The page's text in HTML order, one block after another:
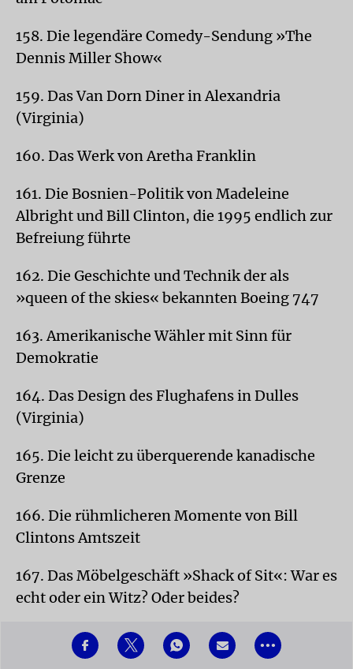
•••
158. Die legendäre Comedy-Sendung »The
Dennis Miller Show«
159. Das Van Dorn Diner in Alexandria
(Virginia)
160. Das Werk von Aretha Franklin
161. Die Bosnien-Politik von Madeleine
Albright und Bill Clinton, die 1995 endlich zur
Befreiung führte
162. Die Geschichte und Technik der als
»queen of the skies« bekannten Boeing 747
163. Amerikanische Wähler mit Sinn für
Demokratie
164. Das Design des Flughafens in Dulles
(Virginia)
165. Die leicht zu überquerende kanadische
Grenze
166. Die rühmlicheren Momente von Bill
Clintons Amtszeit
167. Das Möbelgeschäft »Shack of Sit«: War es
echt oder ein Witz? Oder beides?
168. CNN-Sendungen und -Berichte mit Wolf
Blitzer und Jake Tapper